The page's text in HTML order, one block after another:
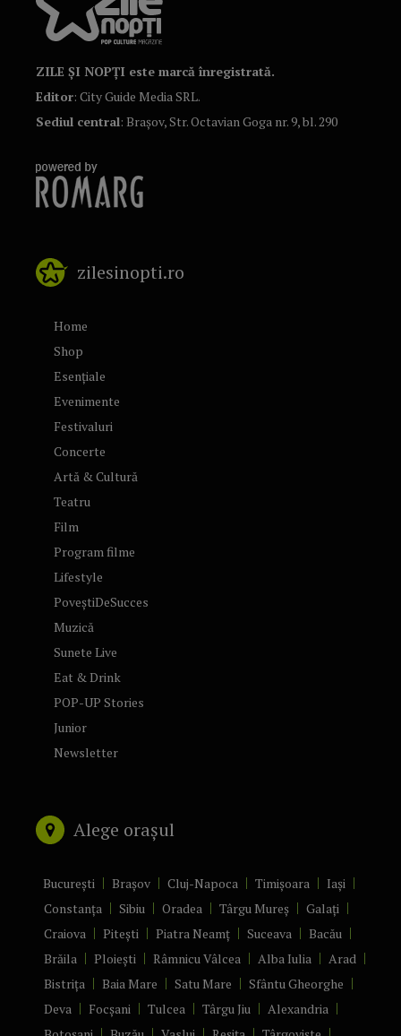
ZILE ȘI NOPȚI este marcă înregistrată.
Editor: City Guide Media SRL.
Sediul central: Brașov, Str. Octavian Goga nr. 9, bl. 290
zilesinopti.ro
Home
Shop
Esențiale
Evenimente
Festivaluri
Concerte
Artă & Cultură
Teatru
Film
Program filme
Lifestyle
PoveștiDeSucces
Muzică
Sunete Live
Eat & Drink
POP-UP Stories
Junior
Newsletter
Alege orașul
București Brașov Cluj-Napoca Timișoara
Iași
Constanța
Sibiu Oradea Târgu Mureș
Galați
Craiova
Pitești Piatra Neamț Suceava
Bacău
Brăila
Ploiești Râmnicu Vâlcea Alba Iulia
Arad
Bistrița
Baia Mare Satu Mare
Sfântu Gheorghe
Deva
Focșani Tulcea Târgu Jiu
Alexandria